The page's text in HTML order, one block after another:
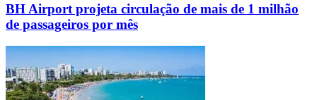
BH Airport projeta circulação de mais de 1 milhão
de passageiros por mês